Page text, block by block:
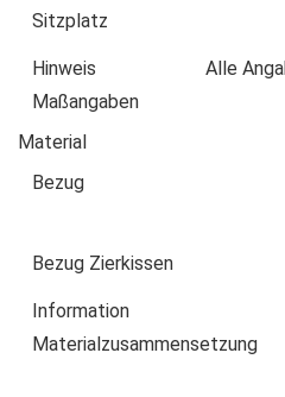
Sitzplatz
Hinweis
Maßangaben
Alle
Material
Bezug
Bezug Zierkissen
Information
Materialzusammensetzung